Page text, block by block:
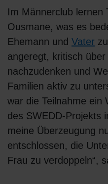
Im Männerclub lernen
Ousmane, was es
Ehemann und Vater
angeregt, kritisch
nachzudenken und
Familien aktiv zu
war die Teilnahme ein
des SWEDD-Projekts
meine Überzeugung
entschlossen, die
Frau zu verdoppeln“,